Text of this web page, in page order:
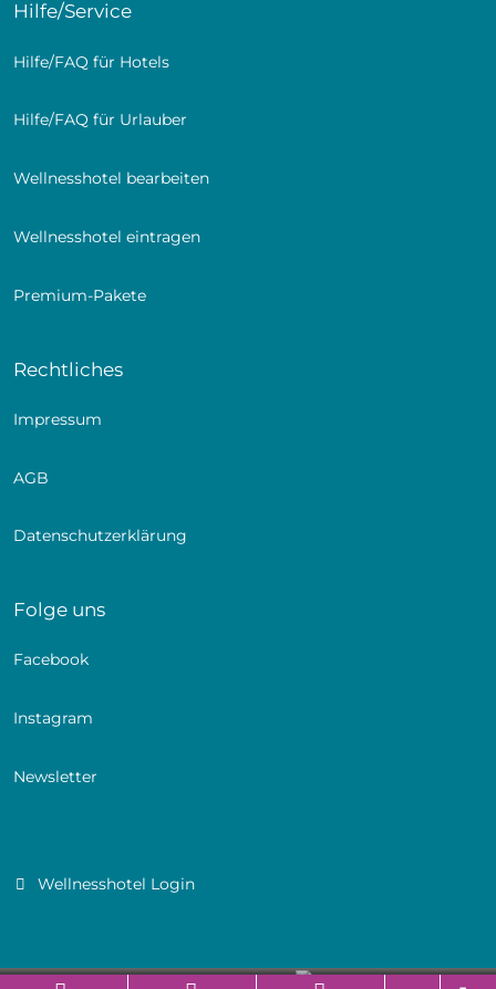
Alpin Suite mit Biosauna
Dein privater Wellness-Moment: Bio-Sauna, zwei
Raum für bis zu fünf Personen. Hier entspannst Du
60m€
Wohnzimmer mit Sitzecke und hochwertigem
Bio-Sauna
Doppelwaschbecken sowie separatem Geberit Aqua
Safe, Minikühlschrank, LCD-TV, Telefon, Radio, WLAN
Hilfe/Service
Hilfe/FAQ für Hotels
Hilfe/FAQ für Urlauber
Wellnesshotel bearbeiten
Wellnesshotel eintragen
Premium-Pakete
Rechtliches
Impressum
AGB
Datenschutzerklärung
Folge uns
Facebook
Instagram
Newsletter
Wellnesshotel Login
Branchenportal Software made in Germany